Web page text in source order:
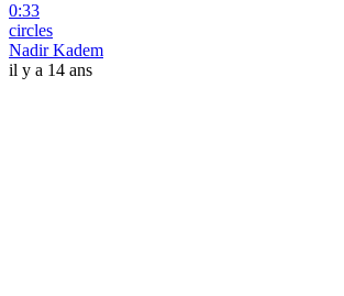
0:33
circles
Nadir Kadem
il y a 14 ans